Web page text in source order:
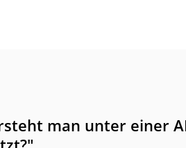
man unter einer